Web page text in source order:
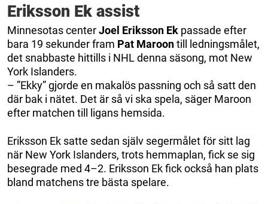
Eriksson Ek assist
Minnesotas centerJoel Eriksson Ek passade efter
bara 19 sekunder fram Pat Maroontill ledningsmålet,
det snabbaste hittills i NHL denna säsong, mot New
York Islanders.
– ”Ekky” gjorde en makalös passning och så satt den
där bak i nätet. Det är så vi ska spela, säger Maroon
efter matchen till ligans hemsida.
Eriksson Ek satte sedan själv segermålet för sitt lag
när New York Islanders, trots hemmaplan, fick se sig
besegrade med 4–2. Eriksson Ek fick också han plats
bland matchens tre bästa spelare.